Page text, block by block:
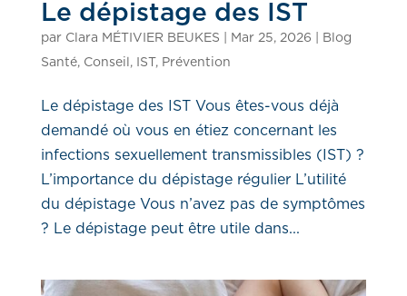
Le dépistage des IST
par Clara MÉTIVIER BEUKES Mar 25, 2026
Blog
Santé, Conseil , IST , Prévention
Le dépistage des IST Vous êtes-vous déjà
demandé où vous en étiez concernant les
infections sexuellement transmissibles (IST) ?
L’importance du dépistage régulier L’utilité
du dépistage Vous n’avez pas de symptômes
? Le dépistage peut être utile dans...